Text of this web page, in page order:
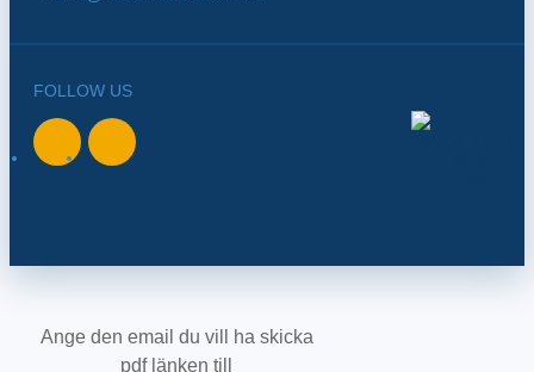
FOLLOW US
Ange den email du vill ha skicka
pdf länken till